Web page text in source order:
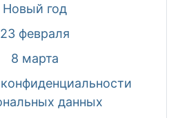
Новый год
23 февраля
8 марта
данных